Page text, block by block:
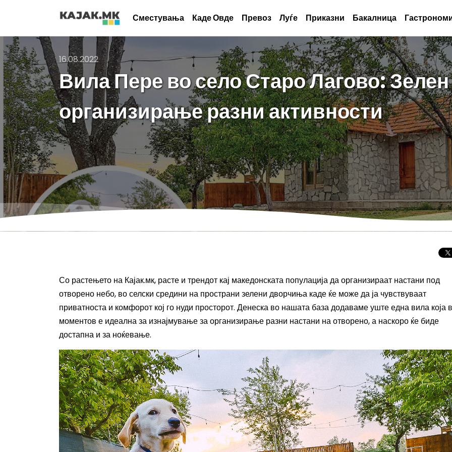
Сместувања Каде Овде Превоз Луѓе Приказни Бакалница
16.08.2022
Вила Пере во село Старо Лагово:
организирање разни активности
Со растењето на Кајак.мк, расте и трендот кај македонската популација да организираат настани под
отворено небо, во селски средини на пространи зелени дворчиња каде ќе може да ја чувствуваат
приватноста и комфорот кој го нуди просторот. Денеска во нашата база додаваме уште една вила која
моментов е идеална за изнајмување за организирање разни настани на отворено, а наскоро ќе биде
достапна и за ноќевање.
Целосно
Сонцето 2026:
најголемиот
во Европа